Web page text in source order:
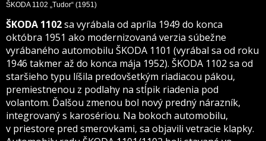
ŠKODA 1102 „Tudor“ (1951)
ŠKODA 1102sa vyrábala od apríla 1949 do konca
októbra 1951 ako modernizovaná verzia súbežne
vyrábaného automobilu ŠKODA 1101 (vyrábal sa od roku
1946 takmer až do konca mája 1952). ŠKODA 1102 sa od
staršieho typu líšila predovšetkým riadiacou pákou,
premiestnenou z podlahy na stĺpik riadenia pod
volantom. Ďalšou zmenou bol nový predný nárazník,
integrovaný s karosériou. Na bokoch automobilu,
v priestore pred smerovkami, sa objavili vetracie klapky.